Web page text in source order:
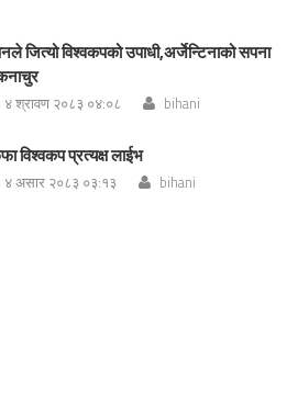
जित्यो विश्वकपको उपाधी,अर्जेन्टिनाको सपना
४ श्रावण २०८३ ०४:०८ bihani
विश्वकप प्रत्यक्ष लाईभ
४ असार २०८३ ०३:१३ bihani